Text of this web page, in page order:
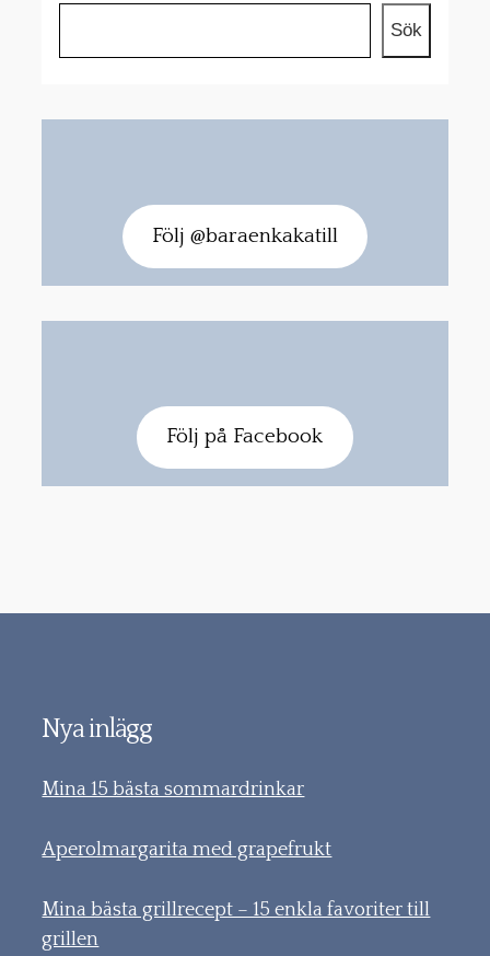
Sök
Följ @baraenkakatill
Följ på Facebook
Nya inlägg
Mina 15 bästa sommardrinkar
Aperolmargarita med grapefrukt
Mina bästa grillrecept – 15 enkla favoriter till
grillen